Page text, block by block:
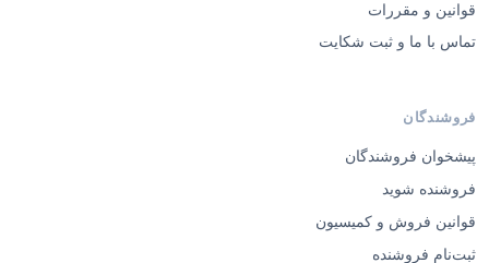
تماس با ما و ثبت شکایت
فروشنده شوید
قوانین فروش و کمیسیون
ثبت‌نام فروشنده